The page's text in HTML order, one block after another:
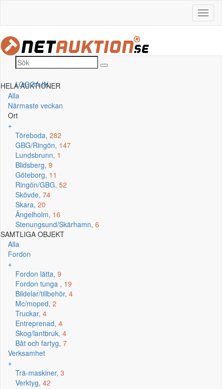
LOGGA IN
HELA AUKTIONER
Alla
Närmaste veckan
Ort
+
Töreboda, 282
GBG/Ringön, 147
Lundsbrunn, 1
Blidsberg, 9
Göteborg, 11
Ringön/GBG, 52
Skövde, 74
Skara, 20
Ängelholm, 16
Stenungsund/Skärhamn, 6
SAMTLIGA OBJEKT
Alla
Fordon
+
Fordon lätta, 9
Fordon tunga , 19
Bildelar/tillbehör, 4
Mc/moped, 2
Truckar, 4
Entreprenad, 4
Skog/lantbruk, 4
Båt och fartyg, 7
Verksamhet
+
Trä-maskiner, 3
Verktyg, 42